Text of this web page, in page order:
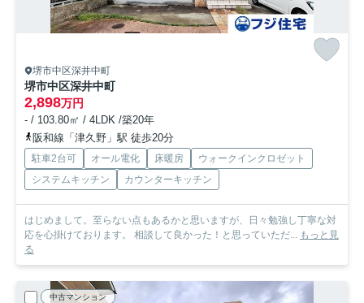
堺市中区深井中町
堺市中区深井中町
2,898万円
- / 103.80㎡ / 4LDK /築20年
阪和線「津久野」駅 徒歩20分
駐車2台可 オール電化 床暖房
ウォークインクロゼット
システムキッチン
カウンターキッチン
はじめまして。至らない点もあるかと思いますが、日々勉強し丁寧な対
応を心掛けております。 相談して良かった！と思っていただ... もっと見
る
中古マンション